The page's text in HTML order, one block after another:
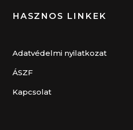
HASZNOS LINKEK
Adatvédelmi nyilatkozat
ÁSZF
Kapcsolat